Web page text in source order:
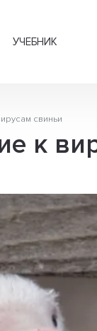
УЧЕБНИК
свиньи
к